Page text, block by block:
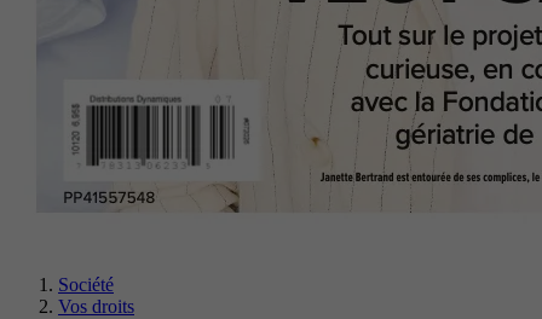
Société
Vos droits